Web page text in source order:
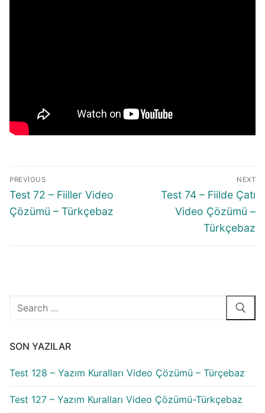
Yazı
gezinmesi
PREVIOUS
Previous
post:
Test 72 – Fiiller Video
Çözümü – Türkçebaz
NEXT
Next
post:
Test 74 – Fiilde Çatı
Video Çözümü –
Türkçebaz
Arama:
SON YAZILAR
Test 128 – Yazım Kuralları Video Çözümü – Türçebaz
Test 127 – Yazım Kuralları Video Çözümü-Türkçebaz